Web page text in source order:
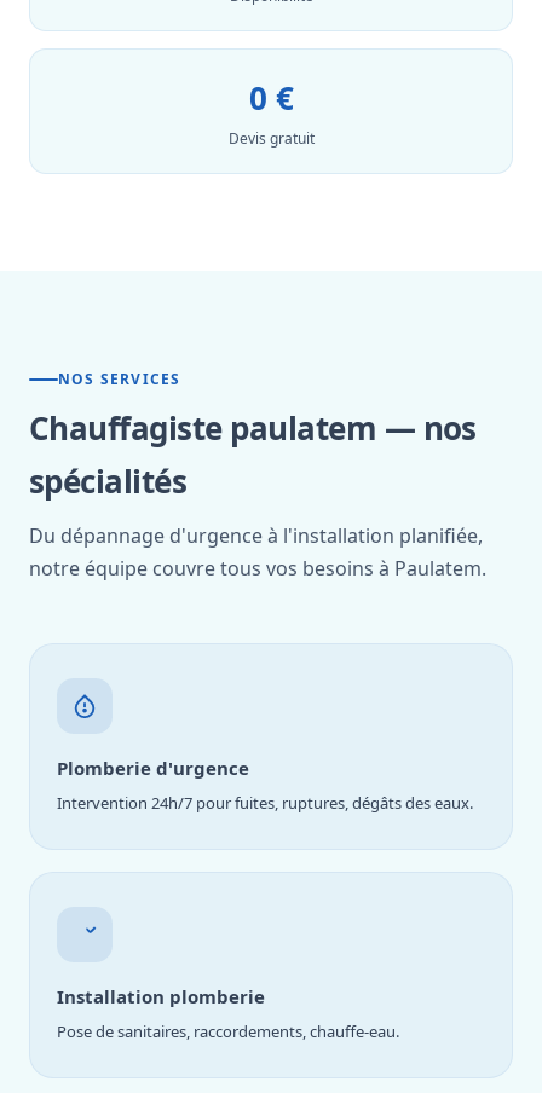
0 €
Devis gratuit
NOS SERVICES
Chauffagiste paulatem — nos
spécialités
Du dépannage d'urgence à l'installation planifiée,
notre équipe couvre tous vos besoins à Paulatem.
Plomberie d'urgence
Intervention 24h/7 pour fuites, ruptures, dégâts des eaux.
Installation plomberie
Pose de sanitaires, raccordements, chauffe-eau.